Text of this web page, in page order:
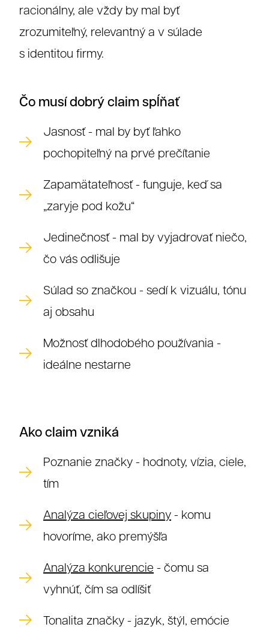
racionálny, ale vždy by mal byť
zrozumiteľný, relevantný a v súlade
s identitou firmy.
Čo musí dobrý claim spĺňať
Jasnosť - mal by byť ľahko
pochopiteľný na prvé prečítanie
Zapamätateľnosť - funguje, keď sa
„zaryje pod kožu“
Jedinečnosť - mal by vyjadrovať niečo,
čo vás odlišuje
Súlad so značkou - sedí k vizuálu, tónu
aj obsahu
Možnosť dlhodobého používania -
ideálne nestarne
Ako claim vzniká
Poznanie značky - hodnoty, vízia, ciele,
tím
Analýza cieľovej skupiny- komu
hovoríme, ako premýšľa
Analýza konkurencie - čomu sa
vyhnúť, čím sa odlíšiť
Tonalita značky - jazyk, štýl, emócie